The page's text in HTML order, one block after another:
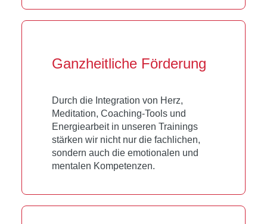
Ganzheitliche Förderung
Durch die Integration von Herz,
Meditation, Coaching-Tools und
Energiearbeit in unseren Trainings
stärken wir nicht nur die fachlichen,
sondern auch die emotionalen und
mentalen Kompetenzen.